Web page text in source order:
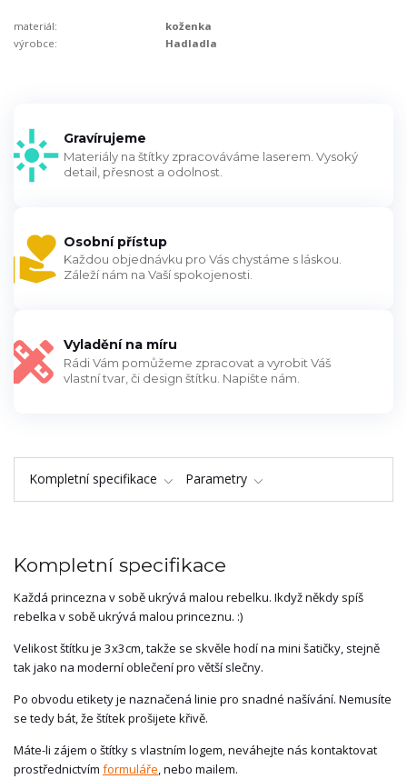
materiál:
koženka
výrobce:
Hadladla
Gravírujeme
Materiály na štítky zpracováváme laserem. Vysoký
detail, přesnost a odolnost.
Osobní přístup
Každou objednávku pro Vás chystáme s láskou.
Záleží nám na Vaší spokojenosti.
Vyladění na míru
Rádi Vám pomůžeme zpracovat a vyrobit Váš
vlastní tvar, či design štítku. Napište nám.
Kompletní specifikace Parametry
Kompletní specifikace
Každá princezna v sobě ukrývá malou rebelku. Ikdyž někdy spíš
rebelka v sobě ukrývá malou princeznu. :)
Velikost štítku je 3x3cm, takže se skvěle hodí na mini šatičky, stejně
tak jako na moderní oblečení pro větší slečny.
Po obvodu etikety je naznačená linie pro snadné našívání. Nemusíte
se tedy bát, že štítek prošijete křivě.
Máte-li zájem o štítky s vlastním logem, neváhejte nás kontaktovat
prostřednictvím formuláře, nebo mailem.